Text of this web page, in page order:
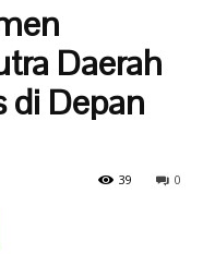
Daerah
di Depan
0
39